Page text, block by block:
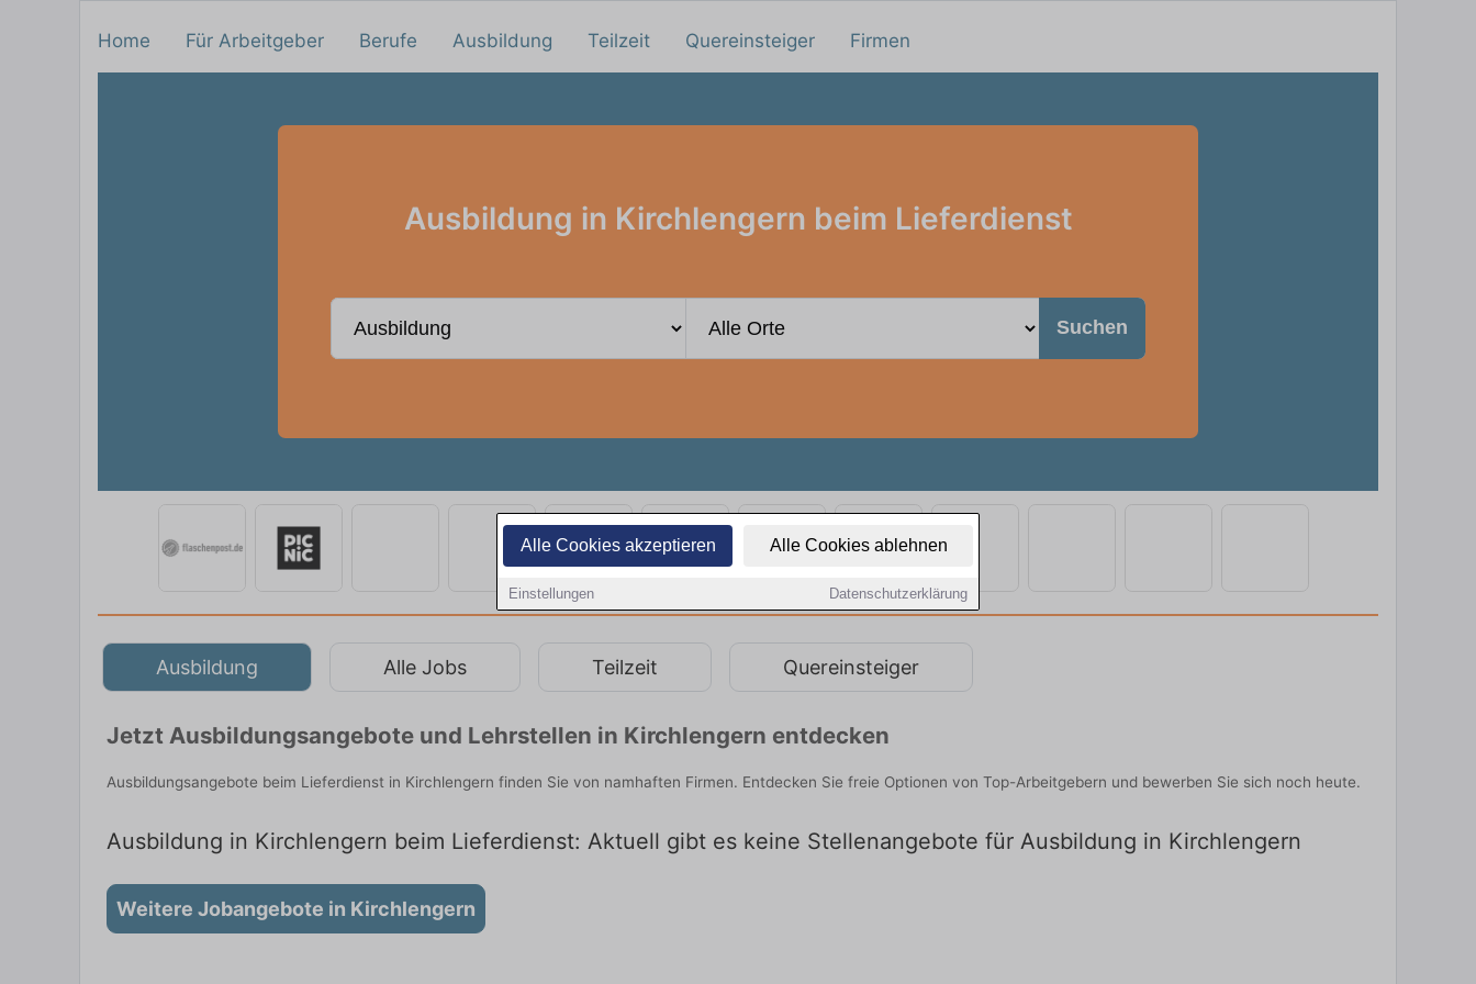
Alle Cookies akzeptieren Alle Cookies ablehnen
Einstellungen Datenschutzerklärung
Home Für Arbeitgeber Berufe Ausbildung Teilzeit Quereinsteiger Firmen
Ausbildung in Kirchlengern beim Lieferdienst
Suchen
Ausbildung Alle Jobs Teilzeit Quereinsteiger
Jetzt Ausbildungsangebote und Lehrstellen in Kirchlengern entdecken
Ausbildungsangebote beim Lieferdienst in Kirchlengern finden Sie von namhaften Firmen. Entdecken Sie freie Optionen von Top-Arbeitgebern und bewerben Sie sich noch heute.
Ausbildung in Kirchlengern beim Lieferdienst: Aktuell gibt es keine Stellenangebote für Ausbildung in Kirchlengern
Weitere Jobangebote in Kirchlengern